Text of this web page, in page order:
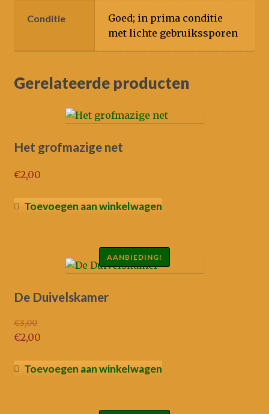
Conditie
Goed; in prima conditie
met lichte gebruikssporen
Gerelateerde producten
Het grofmazige net
€2,00
Toevoegen aan winkelwagen
De Duivelskamer
AANBIEDING!
€3,00
Oorspronkelijke
was:
€2,00
prijsToevoegen aan winkelwagen